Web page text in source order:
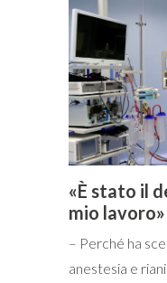
«È stato il
mio lavoro»
– Perché ha
anestesia e